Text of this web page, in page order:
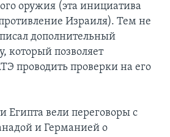
оружия (эта инициатива
Израиля). Тем не
дополнительный
который позволяет
проводить проверки на его
Египта вели переговоры с
и Германией о